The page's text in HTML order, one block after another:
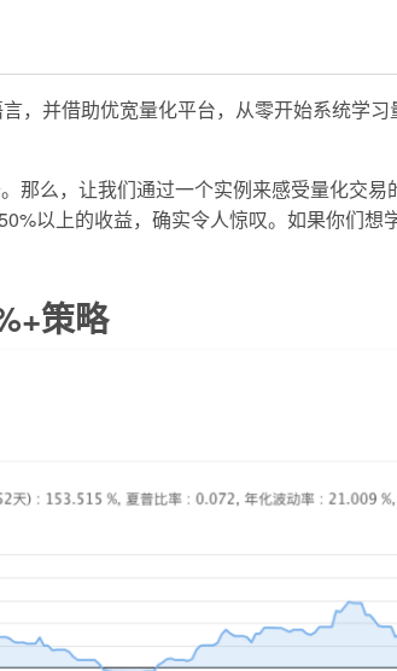
，并借助优宽量化平台，从零开始系统学
么，让我们通过一个实例来感受量化交
以上的收益，确实令人惊叹。如果你们
策略